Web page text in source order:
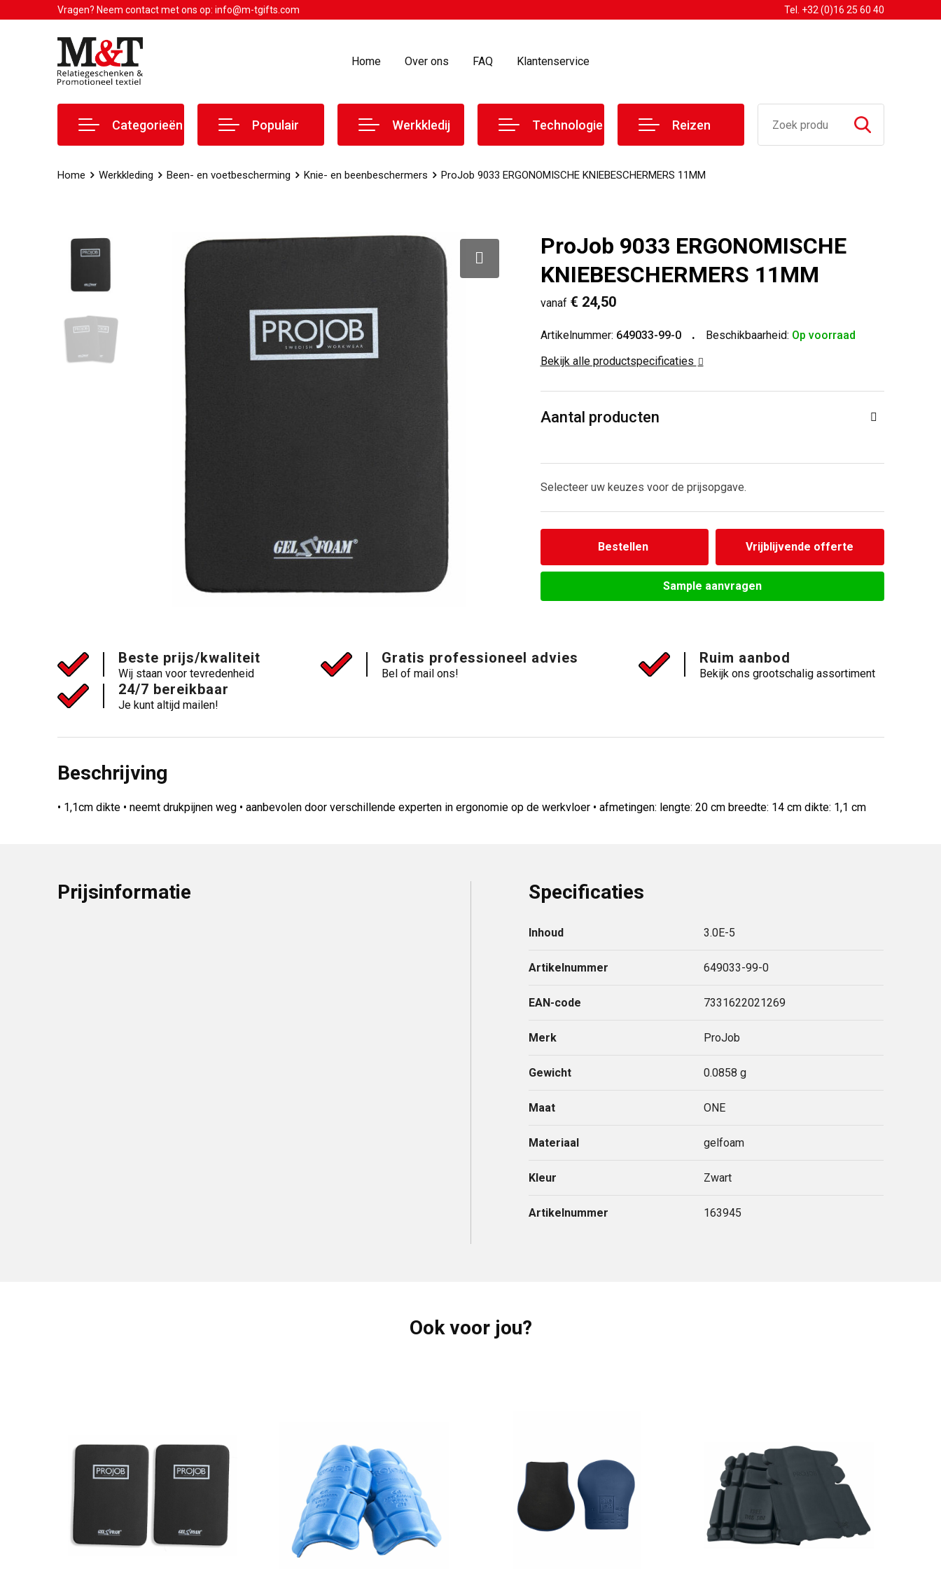
Vragen? Neem contact met ons op: info@m-tgifts.com Tel. +32 (0)16 25 60 40
Home Over ons FAQ Klantenservice
Categorieën Populair Werkkledij Technologie Reizen
Home Werkkleding Been- en voetbescherming Knie- en beenbeschermers ProJob 9033 ERGONOMISCHE KNIEBESCHERMERS 11MM
ProJob 9033 ERGONOMISCHE
KNIEBESCHERMERS 11MM
vanaf € 24,50
Artikelnummer: 649033-99-0 Beschikbaarheid: Op voorraad
Bekijk alle productspecificaties
Aantal producten
Selecteer uw keuzes voor de prijsopgave.
Bestellen Vrijblijvende offerte
Sample aanvragen
Beste prijs/kwaliteit
Wij staan voor tevredenheid
Gratis professioneel advies
Bel of mail ons!
Ruim aanbod
Bekijk ons grootschalig assortiment
24/7 bereikbaar
Je kunt altijd mailen!
Beschrijving
• 1,1cm dikte • neemt drukpijnen weg • aanbevolen door verschillende experten in ergonomie op de werkvloer • afmetingen: lengte: 20 cm breedte: 14 cm dikte: 1,1 cm
Prijsinformatie Specificaties
Inhoud 3.0E-5
Artikelnummer 649033-99-0
EAN-code 7331622021269
Merk ProJob
Gewicht 0.0858 g
Maat ONE
Materiaal gelfoam
Kleur Zwart
Artikelnummer 163945
Ook voor jou?